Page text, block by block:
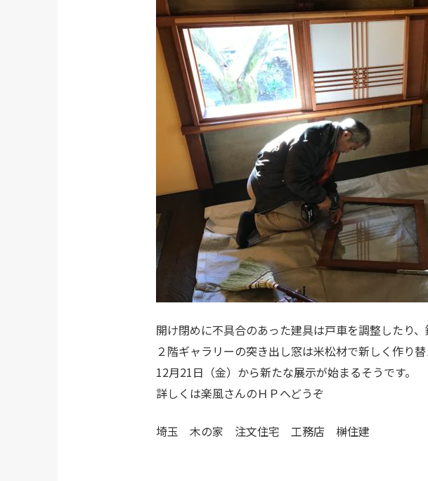
開け閉めに不具合のあった建具は戸車を調整したり、
２階ギャラリーの突き出し窓は米松材で新しく作り替
12月21日（金）から新たな展示が始まるそうです。
詳しくは楽風さんのＨＰへどうぞ
埼玉 木の家 注文住宅 工務店 榊住建